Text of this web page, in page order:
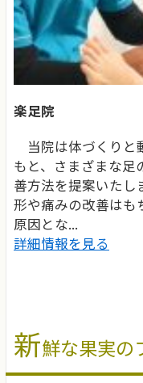
楽足院
当院は体づくりと
もと、さまざまな足
善方法を提案いたし
形や痛みの改善はも
原因とな...
詳細情報を見る
新鮮な果実の